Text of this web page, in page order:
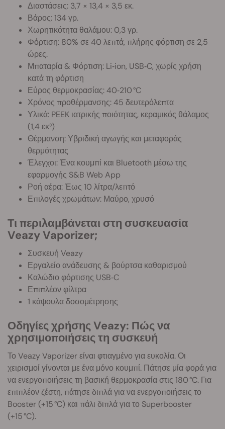
Διαστάσεις: 3,7 × 13,4 × 3,5 εκ.
Βάρος: 134 γρ.
Χωρητικότητα θαλάμου: 0,3 γρ.
Φόρτιση: 80% σε 40 λεπτά, πλήρης φόρτιση σε 2,5
ώρες.
Μπαταρία & Φόρτιση: Li‑ion, USB‑C, χωρίς χρήση
κατά τη φόρτιση
Εύρος θερμοκρασίας: 40‑210 °C
Χρόνος προθέρμανσης: 45 δευτερόλεπτα
Υλικά: PEEK ιατρικής ποιότητας, κεραμικός θάλαμος
(1,4 εκ³)
Θέρμανση: Υβριδική αγωγής και μεταφοράς
θερμότητας
Έλεγχοι: Ένα κουμπί και Bluetooth μέσω της
εφαρμογής S&B Web App
Ροή αέρα: Έως 10 λίτρα/λεπτό
Επιλογές χρωμάτων: Μαύρο, χρυσό
Τι περιλαμβάνεται στη συσκευασία
Veazy Vaporizer;
Συσκευή Veazy
Εργαλείο ανάδευσης & βούρτσα καθαρισμού
Καλώδιο φόρτισης USB‑C
Επιπλέον φίλτρα
1 κάψουλα δοσομέτρησης
Οδηγίες χρήσης Veazy: Πώς να
χρησιμοποιήσεις τη συσκευή
Το Veazy Vaporizer είναι φτιαγμένο για ευκολία. Οι
χειρισμοί γίνονται με ένα μόνο κουμπί. Πάτησε μία φορά για
να ενεργοποιήσεις τη βασική θερμοκρασία στις 180 °C. Για
επιπλέον ζέστη, πάτησε διπλά για να ενεργοποιήσεις το
Booster (+15 °C) και πάλι διπλά για το Superbooster
(+15 °C).